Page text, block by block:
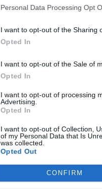
Personal Data Processing Opt
I want to opt-out of the Sharing
Opted In
I want to opt-out of the Sale of
Opted In
I want to opt-out of processing
Advertising.
Opted In
I want to opt-out of Collection,
of my Personal Data that Is
was collected.
Opted Out
CONFIRM